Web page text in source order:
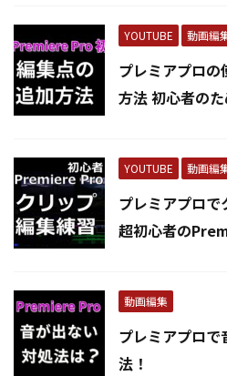
YOUTUBE 動画編
プレミアプロの
方法 初心者の
YOUTUBE 動画編
プレミアプロで
超初心者の
動画編集
プレミアプロ
法！